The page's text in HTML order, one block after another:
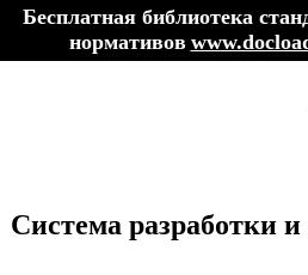
Бесплатная библиотека
нормативов
Система разработки